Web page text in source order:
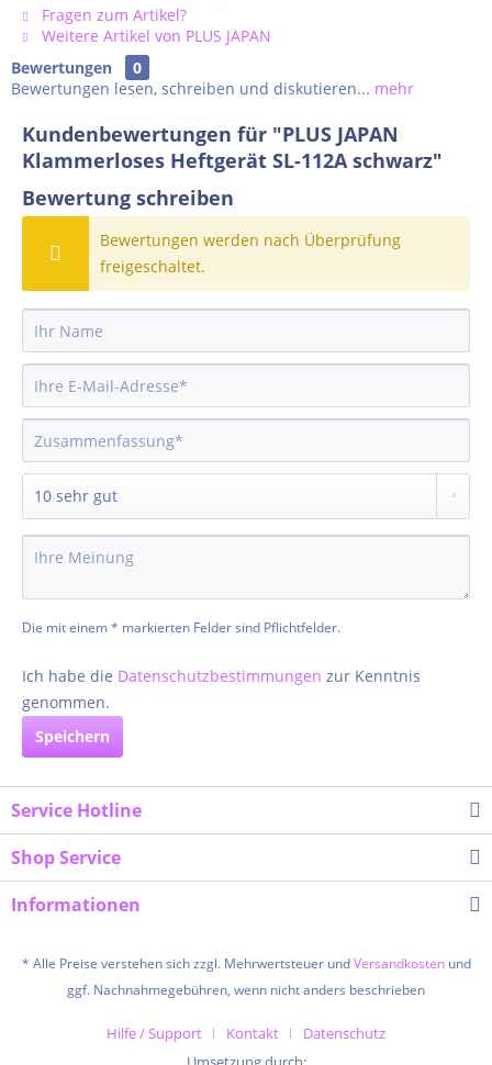
Fragen zum Artikel?
Weitere Artikel von PLUS JAPAN
Bewertungen
0
Bewertungen lesen, schreiben und diskutieren... mehr
Kundenbewertungen für "PLUS JAPAN
Klammerloses Heftgerät SL-112A schwarz"
Bewertung schreiben
Bewertungen werden nach Überprüfung
freigeschaltet.
Die mit einem * markierten Felder sind Pflichtfelder.
Ich habe die Datenschutzbestimmungen zur Kenntnis
genommen.
Speichern
Service Hotline
Shop Service
Informationen
* Alle Preise verstehen sich zzgl. Mehrwertsteuer undVersandkostenund
ggf. Nachnahmegebühren, wenn nicht anders beschrieben
Hilfe / Support Kontakt
Datenschutz